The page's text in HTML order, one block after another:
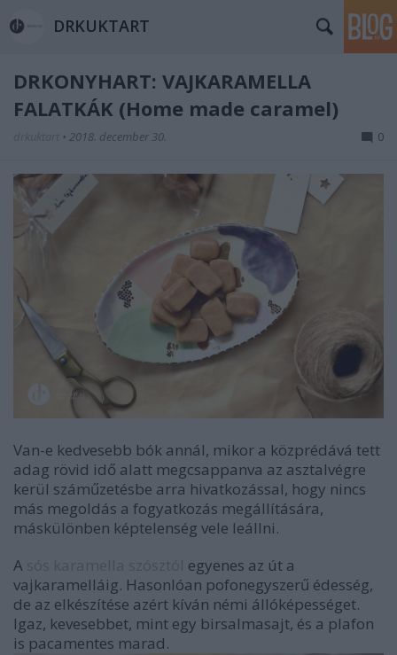
DRKUKTART
DRKONYHART: VAJKARAMELLA
FALATKÁK (Home made caramel)
• 2018. december 30. 0
Van-e kedvesebb bók annál, mikor a közprédává tett
adag rövid idő alatt megcsappanva az asztalvégre
kerül száműzetésbe arra hivatkozással, hogy nincs
más megoldás a fogyatkozás megállítására,
máskülönben képtelenség vele leállni.
A
egyenes az út a
vajkaramelláig. Hasonlóan pofonegyszerű édesség,
de az elkészítése azért kíván némi állóképességet.
Igaz, kevesebbet, mint egy birsalmasajt, és a plafon
is pacamentes marad.